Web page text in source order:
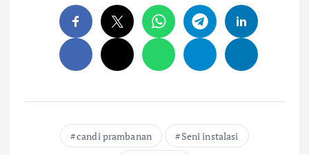
candi prambanan
Seni instalasi